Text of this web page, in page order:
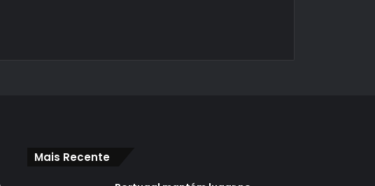
Mais Recente